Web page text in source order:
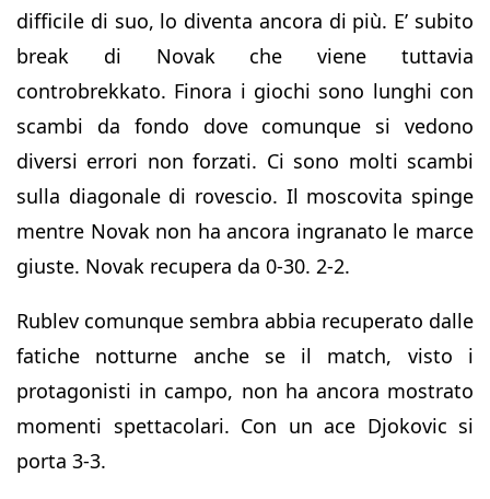
difficile di suo, lo diventa ancora di più. E’ subito
break di Novak che viene tuttavia
controbrekkato. Finora i giochi sono lunghi con
scambi da fondo dove comunque si vedono
diversi errori non forzati. Ci sono molti scambi
sulla diagonale di rovescio. Il moscovita spinge
mentre Novak non ha ancora ingranato le marce
giuste. Novak recupera da 0-30. 2-2.
Rublev comunque sembra abbia recuperato dalle
fatiche notturne anche se il match, visto i
protagonisti in campo, non ha ancora mostrato
momenti spettacolari. Con un ace Djokovic si
porta 3-3.